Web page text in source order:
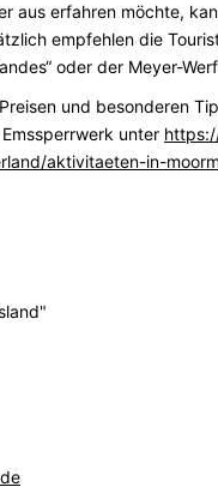
aus erfahren möchte,
empfehlen die
oder der Meyer-
und besonderen
unter
aktivitaeten-in-